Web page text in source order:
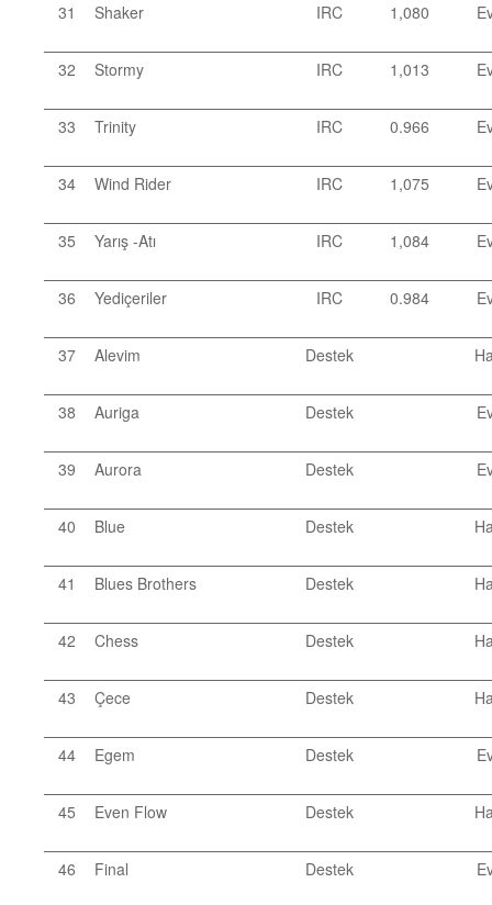
31 Shaker IRC 1,080
32 Stormy IRC 1,013
33 Trinity IRC 0.966
34 Wind Rider IRC 1,075
35 Yarış -Atı IRC 1,084
36 Yediçeriler IRC 0.984
37 Alevim Destek
38 Auriga Destek
39 Aurora Destek
40 Blue Destek
41 Blues Brothers Destek
42 Chess Destek
43 Çece Destek
44 Egem Destek
45 Even Flow Destek
46 Final Destek